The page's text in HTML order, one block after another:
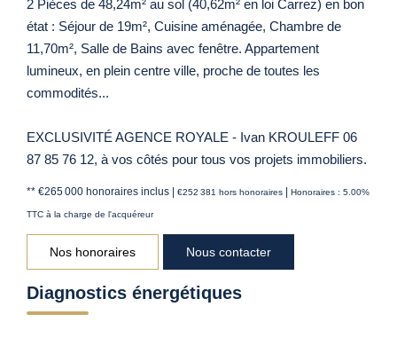
2 Pièces de 48,24m² au sol (40,62m² en loi Carrez) en bon
état : Séjour de 19m², Cuisine aménagée, Chambre de
11,70m², Salle de Bains avec fenêtre. Appartement
lumineux, en plein centre ville, proche de toutes les
commodités...
EXCLUSIVITÉ AGENCE ROYALE - Ivan KROULEFF 06
87 85 76 12, à vos côtés pour tous vos projets immobiliers.
** €265 000 honoraires inclus | €252 381 hors honoraires | Honoraires : 5.00%
TTC à la charge de l'acquéreur
Nos honoraires Nous contacter
Diagnostics énergétiques